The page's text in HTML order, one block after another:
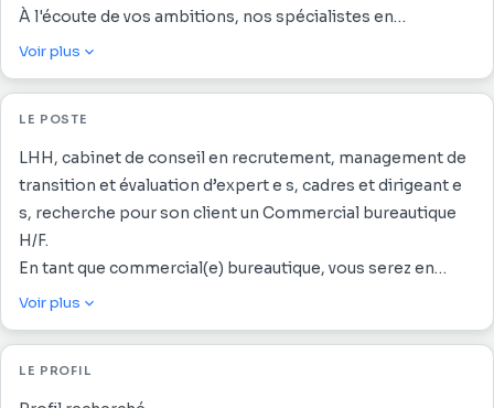
À l'écoute de vos ambitions, nos spécialistes en
recrutement vous conseillent et vous guident afin de vous
carrière dans un environnement de travail inspirant et
harmonieux.
Voir plus
LE POSTE
LHH, cabinet de conseil en recrutement, management de
transition et évaluation d’expert e s, cadres et dirigeant e
s, recherche pour son client un Commercial bureautique
H/F.
En tant que commercial(e) bureautique, vous serez en
charge de développer et fidéliser un portefeuille clients
d’équipements et de services bureautiques.
Ce poste requiert une forte présence terrain, un excellent
Voir plus
LE PROFIL